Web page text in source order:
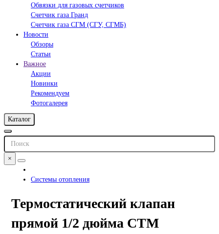
Обвязки для газовых счетчиков
Счетчик газа Гранд
Счетчик газа СГМ (СГУ, СГМБ)
Новости
Обзоры
Статьи
Важное
Акции
Новинки
Рекомендуем
Фотогалерея
Каталог
×
Системы отопления
Термостатический клапан
прямой 1/2 дюйма СТМ